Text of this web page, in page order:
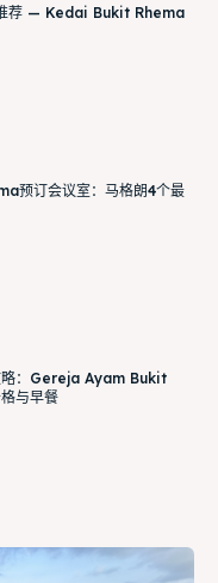
荐 — Kedai Bukit Rhema
预订会议室：马格朗4个最
略：Gereja Ayam Bukit
与早餐